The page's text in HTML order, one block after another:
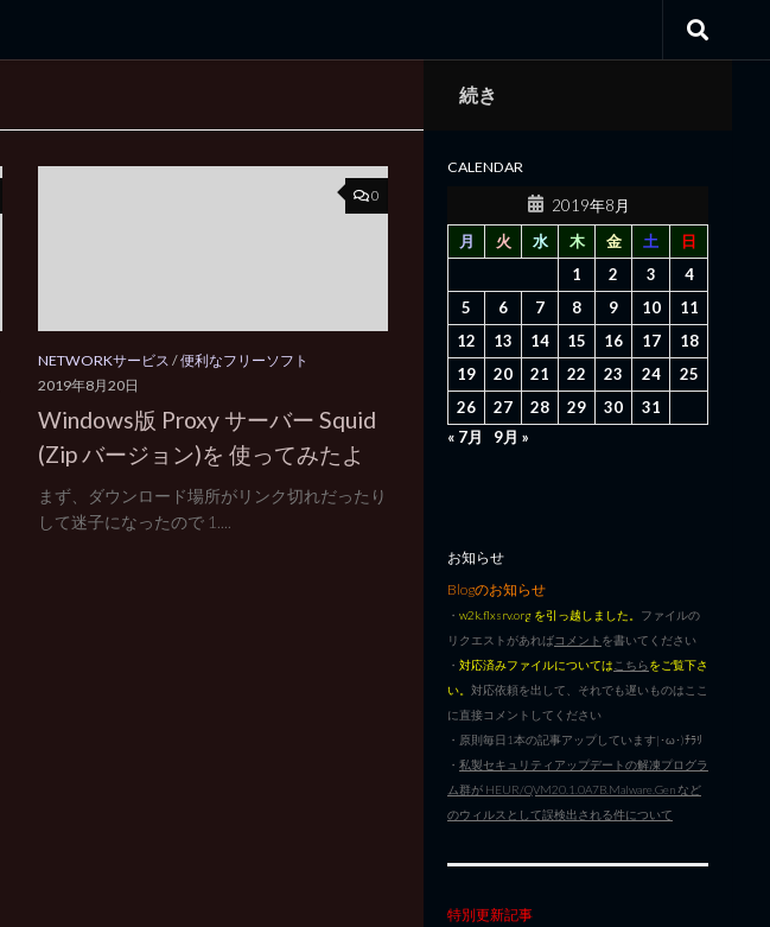
0
NETWORKサービス /便利なフリーソフト
2019年8月20日
Windows版 Proxy サーバー Squid
(Zip バージョン)を 使ってみたよ
まず、ダウンロード場所がリンク切れだったり
して迷子になったので 1....
続き
CALENDAR
2019年8月
月
火 水 木 金 土
日
1
2 3
4
5
6 7 8 9 10
11
12
13 14 15 16 17
18
19
20 21 22 23 24
25
26
27 28 29 30
31
« 7月
9月 »
お知らせ
Blogのお知らせ
・ w2k.flxsrv.org を引っ越しました。 ファイルの
リクエストがあればコメント を書いてください
・ 対応済みファイルについては こちらをご覧下さ
い。 対応依頼を出して、それでも遅いものはここ
に直接コメントしてください
・原則毎日1本の記事アップしています|･ω･)ﾁﾗﾘ
・ 私製セキュリティアップデートの解凍プログラ
ム群が HEUR/QVM20.1.0A7B.Malware.Gen など
のウィルスとして誤検出される件について
特別更新記事